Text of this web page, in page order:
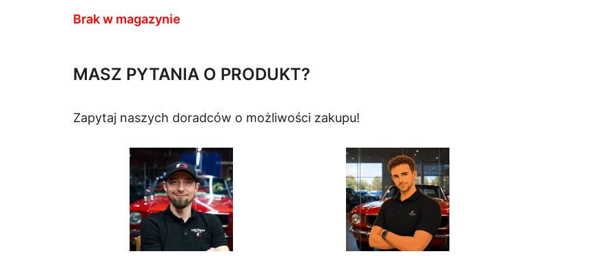
Brak w magazynie
MASZ PYTANIA O PRODUKT?
Zapytaj naszych doradców o możliwości zakupu!